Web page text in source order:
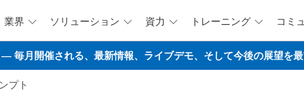
メインコンテンツにスキップ
業界  ソリューション  資力  トレーニング  コ
毎月開催される、最新情報、ライブデモ、そして今後の展望を
プト